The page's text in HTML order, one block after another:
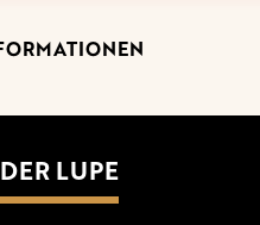
LUPE